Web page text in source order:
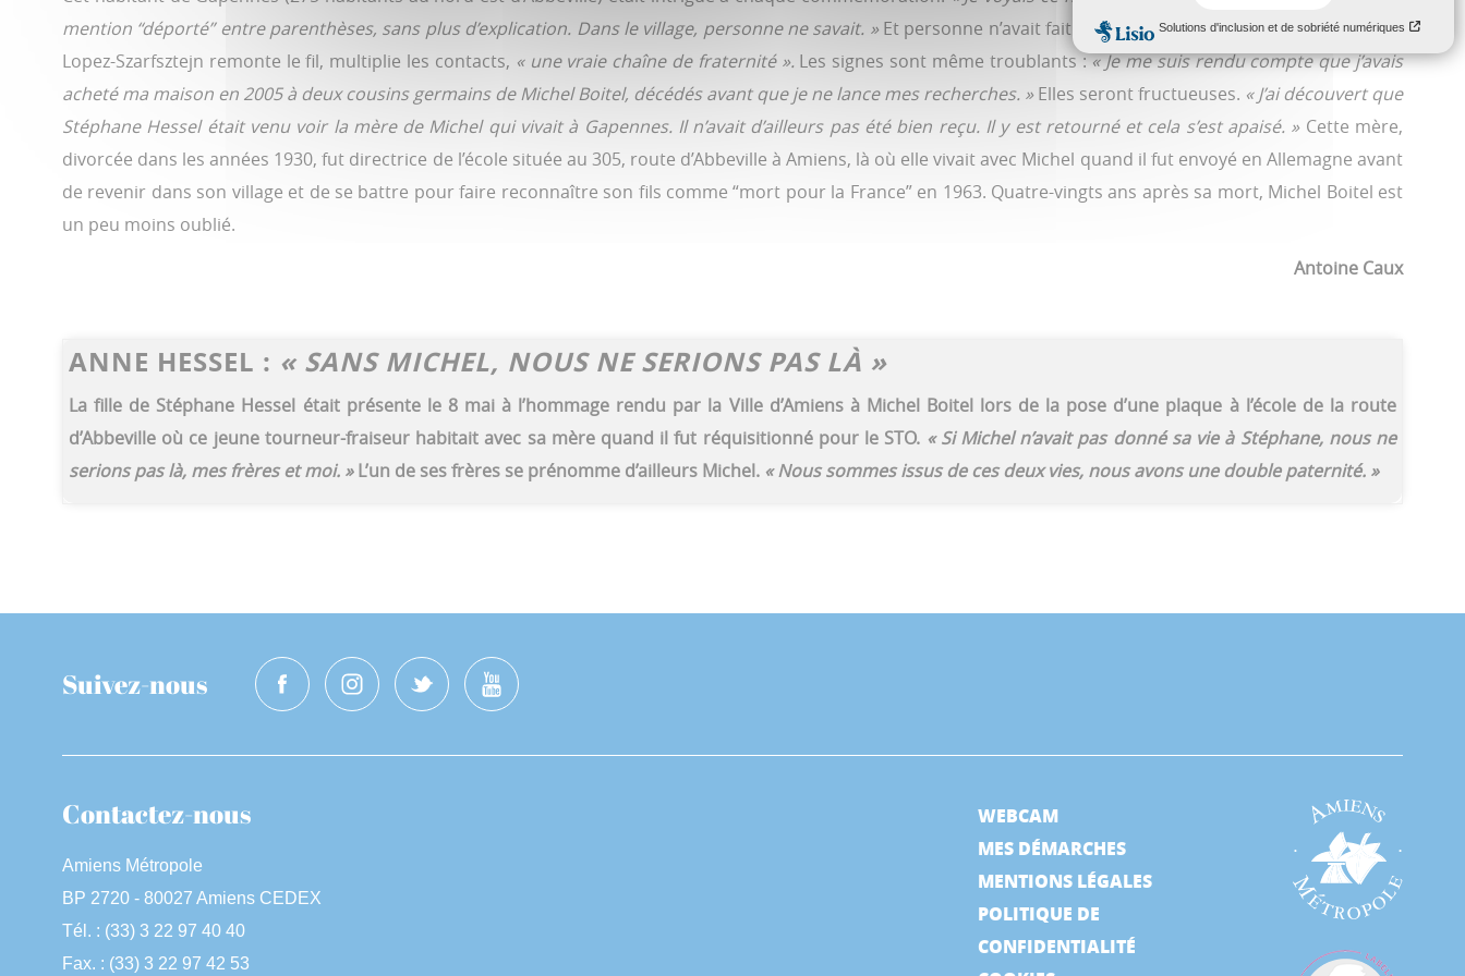
mention “déporté” entre parenthèses, sans plus d’explication. Dans le village, personne ne savait. » Et personne n’avait fait le lien avec les récits de Hessel. Laurent
Lopez-Szarfsztejn remonte le fil, multiplie les contacts, « une vraie chaîne de fraternité ». Les signes sont même troublants :« Je me suis rendu compte que j’avais
acheté ma maison en 2005 à deux cousins germains de Michel Boitel, décédés avant que je ne lance mes recherches. »Elles seront fructueuses. « J’ai découvert que
Stéphane Hessel était venu voir la mère de Michel qui vivait à Gapennes. Il n’avait d’ailleurs pas été bien reçu. Il y est retourné et cela s’est apaisé. » Cette mère,
divorcée dans les années 1930, fut directrice de l’école située au 305, route d’Abbeville à Amiens, là où elle vivait avec Michel quand il fut envoyé en Allemagne avant
de revenir dans son village et de se battre pour faire reconnaître son fils comme “mort pour la France” en 1963. Quatre-vingts ans après sa mort, Michel Boitel est
un peu moins oublié.
Antoine Caux
ANNE HESSEL : « SANS MICHEL, NOUS NE SERIONS PAS LÀ »
La fille de Stéphane Hessel était présente le 8 mai à l’hommage rendu par la Ville d’Amiens à Michel Boitel lors de la pose d’une plaque à l’école de la route
d’Abbeville où ce jeune tourneur-fraiseur habitait avec sa mère quand il fut réquisitionné pour le STO. « Si Michel n’avait pas donné sa vie à Stéphane, nous ne
serions pas là, mes frères et moi. »L’un de ses frères se prénomme d’ailleurs Michel. « Nous sommes issus de ces deux vies, nous avons une double paternité. »
Suivez-nous
Contactez-nous
Amiens Métropole
BP 2720 - 80027 Amiens CEDEX
Tél. : (33) 3 22 97 40 40
Fax. : (33) 3 22 97 42 53
WEBCAM
MES DÉMARCHES
MENTIONS LÉGALES
POLITIQUE DE
CONFIDENTIALITÉ